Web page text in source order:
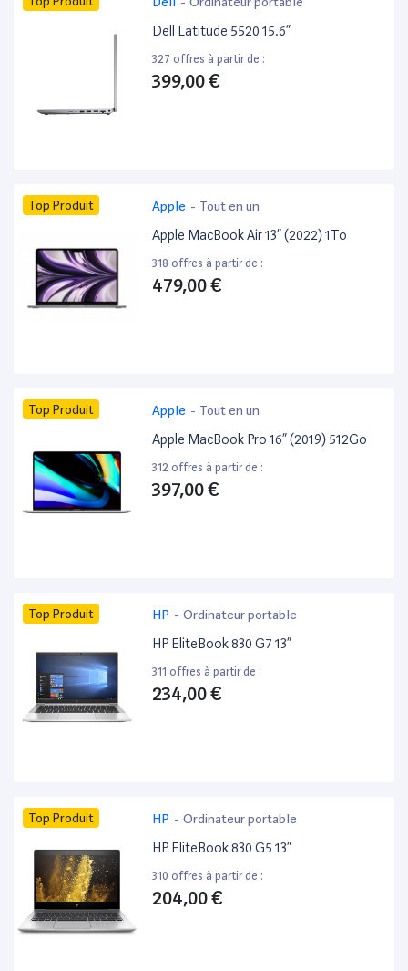
Dell Latitude 5520 15.6”
327 offres à partir de :
399,00 €
Top Produit Apple - Tout en un
Apple MacBook Air 13” (2022) 1To
318 offres à partir de :
479,00 €
Top Produit Apple - Tout en un
Apple MacBook Pro 16” (2019) 512Go
312 offres à partir de :
397,00 €
Top Produit HP - Ordinateur portable
HP EliteBook 830 G7 13”
311 offres à partir de :
234,00 €
Top Produit HP - Ordinateur portable
HP EliteBook 830 G5 13”
310 offres à partir de :
204,00 €